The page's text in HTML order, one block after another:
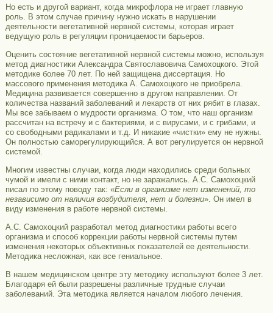
Но есть и другой вариант, когда микрофлора не играет главную
роль. В этом случае причину нужно искать в нарушении
деятельности вегетативной нервной системы, которая играет
ведущую роль в регуляции проницаемости барьеров.
Оценить состояние вегетативной нервной системы можно, используя
метод диагностики Александра Святославовича Самохоцкого. Этой
методике более 70 лет. По ней защищена диссертация. Но
массового применения методика А. Самохоцкого не приобрела.
Медицина развивается совершенно в другом направлении. От
количества названий заболеваний и лекарств от них рябит в глазах.
Мы все забываем о мудрости организма. О том, что наш организм
рассчитан на встречу и с бактериями, и с вирусами, и с грибами, и
со свободными радикалами и т.д. И никакие «чистки» ему не нужны.
Он полностью саморегулирующийся. А вот регулируется он нервной
системой.
Многим известны случаи, когда люди находились среди больных
чумой и имели с ними контакт, но не заражались. А.С. Самохоцкий
писал по этому поводу так: «Если в организме нет изменений, то
независимо от наличия возбудителя, нет и болезни». Он имел в
виду изменения в работе нервной системы.
А.С. Самохоцкий разработал метод диагностики работы всего
организма и способ коррекции работы нервной системы путем
изменения некоторых объективных показателей ее деятельности.
Методика несложная, как все гениальное.
В нашем медицинском центре эту методику используют более 3 лет.
Благодаря ей были разрешены различные трудные случаи
заболеваний. Эта методика является началом любого лечения.